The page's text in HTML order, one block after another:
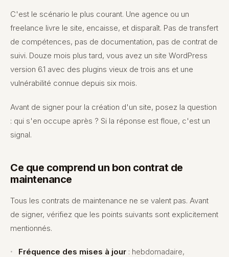
C'est le scénario le plus courant. Une agence ou un
freelance livre le site, encaisse, et disparaît. Pas de transfert
de compétences, pas de documentation, pas de contrat de
suivi. Douze mois plus tard, vous avez un site WordPress
version 6.1 avec des plugins vieux de trois ans et une
vulnérabilité connue depuis six mois.
Avant de signer pour la création d'un site, posez la question
: qui s'en occupe après ? Si la réponse est floue, c'est un
signal.
Ce que comprend un bon contrat de
maintenance
Tous les contrats de maintenance ne se valent pas. Avant
de signer, vérifiez que les points suivants sont explicitement
mentionnés.
Fréquence des mises à jour : hebdomadaire,